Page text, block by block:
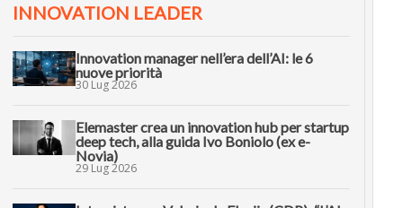
INNOVATION LEADER
Innovation manager nell’era dell’AI: le 6
nuove priorità
30 Lug 2026
Elemaster crea un innovation hub per startup
deep tech, alla guida Ivo Boniolo (ex e-
Novia)
29 Lug 2026